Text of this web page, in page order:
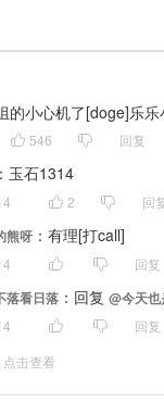
的小心机了[doge]乐
546 回复
： 玉石1314
2 回
熊呀 ： 有理[打call]
回复
落看日落 ： 回复 @今天
回复
点击查看